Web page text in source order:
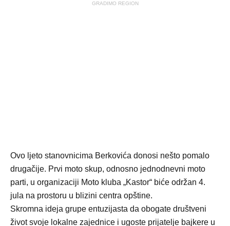
GRADIMO REGION
Ovo ljeto stanovnicima Berkovića donosi nešto pomalo
drugačije. Prvi moto skup, odnosno jednodnevni moto
parti, u organizaciji Moto kluba „Kastor“ biće održan 4.
jula na prostoru u blizini centra opštine.
Skromna ideja grupe entuzijasta da obogate društveni
život svoje lokalne zajednice i ugoste prijatelje bajkere u